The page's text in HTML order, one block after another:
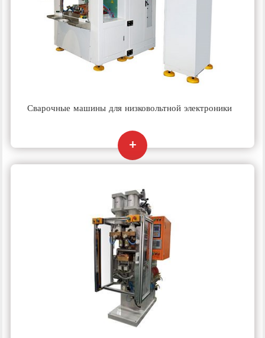
Сварочные машины для низковольтной электроники